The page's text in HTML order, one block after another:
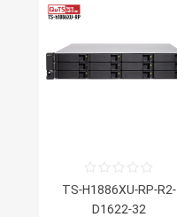
TS-H1886XU-RP-R2-
D1622-32